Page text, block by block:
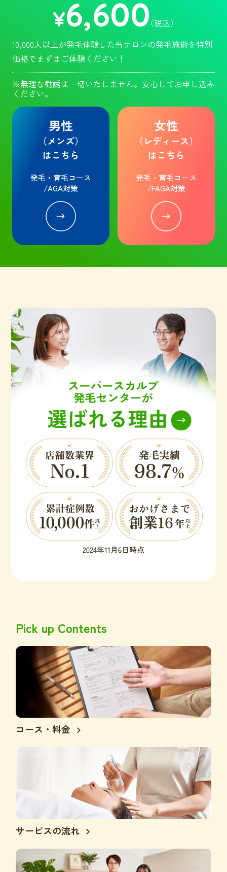
¥6,600（税込）
10,000人以上が発毛体験した当サロンの発毛施術を特別
価格でまずはご体験ください！
※無理な勧誘は一切いたしません。安心してお申し込み
ください。
男性
（メンズ）
はこちら
発毛・育毛コース
/AGA対策
女性
（レディース）
はこちら
発毛・育毛コース
/FAGA対策
Pick up Contents
コース・料金
サービスの流れ